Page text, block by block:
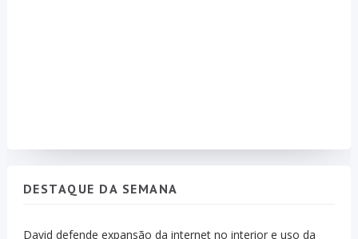
DESTAQUE DA SEMANA
David defende expansão da internet no interior e uso da